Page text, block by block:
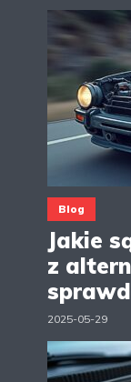
Blog
Jakie
z
2025-05-29